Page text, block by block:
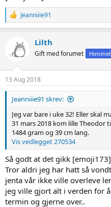
Så om du er av den som går å
fra uke 25 og oppover så tenk
gjennom det jeg gjorde. Jeg
over var der HVER dag, og kan
takknemlig for hver eneste dag
der den kan vokse seg stor og
hatt babyen min i magen til
muligheten til det!
For verden utenfor er skummel
skumlere for en liten prematur
Om du fikk en tankevekker nå,
Vis vedlegget 270534
R
e
a
t
i
n
s
:
Jeanniiie91
Lilth
Gift med forumet
13 Aug 2018
Jeanniiie91 skrev:
Jeg var bare i uke 32! Eller skal
31 mars 2018 kom lille Theodor
1484 gram og 39 cm lang.
Vis vedlegget 270534
Så godt at det gikk [emoji173]
Tror aldri jeg har hatt så
jenta vår ikke ville overleve
jeg ville gjort alt i verden for
termin og gjerne over..